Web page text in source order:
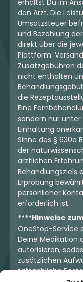
erhältst Du im
den Arzt. Die
Umsatzsteuer
und Bezahlung
direkt über die
Plattform.
Zusatzgebühren
nicht enthalten
die
Eine
sondern nur unter
Einhaltung
Sinne des § 630a
der
ärztlichen
Behandlungsziels
Erprobung
persönlicher
erforderlich ist.
****Hinweise
OneStop-Service
Deine Medikation
autorisieren,
zusätzlichen
tatsächliche